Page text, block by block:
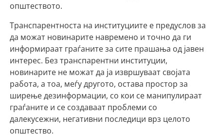
општеството.
Транспарентноста на институциите е предуслов за
да можат новинарите навремено и точно да ги
информираат граѓаните за сите прашања од јавен
интерес. Без транспарентни институции,
новинарите не можат да ја извршуваат својата
работа, а тоа, меѓу другото, остава простор за
ширење дезинформации, со кои се манипулираат
граѓаните и се создаваат проблеми со
далекусежни, негативни последици врз целото
општество.